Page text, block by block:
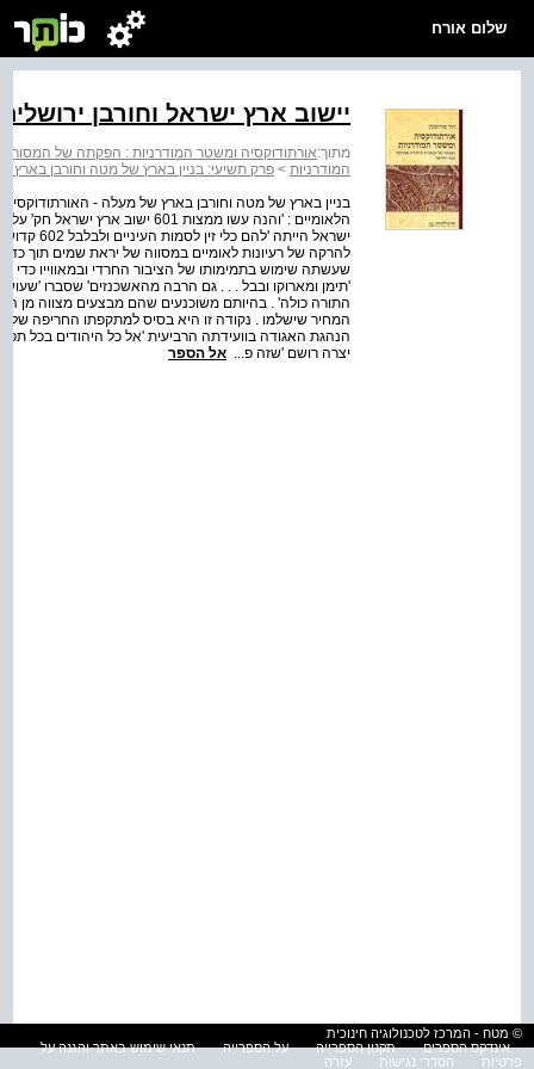
שלום אורח
יישוב ארץ ישראל וחורבן
מתוך:אורתודוקסיה ומשטר המודרניות : הפקתה של
המודרניות > פרק תשיעי: בניין בארץ של מטה וחורבן בארץ
הלאומיים : 'והנה עשו ממצות 601
ישראל
להרקה של רעיונות לאומיים במסווה של יראת שמים תוך כדי
שעשתה שימוש בתמימותו של הציבור החרדי ובמאווייו
'תימן ומארוקו ובבל . . . גם הרבה מהאשכנזים' שסברו
התורה כולה' . בהיותם משוכנעים שהם מבצעים מצווה מן
המחיר שישלמו . נקודה זו היא בסיס למתקפתו החריפה
יצרה רושם 'שזה פ... אל הספר
© מטח - המרכז לטכנולוגיה חינוכית
אינדקס הספרים
תקנון הספרייה על הספרייה
תנאי שימוש באתר והגנה על
פרטיות
הסדרי נגישות עזרה